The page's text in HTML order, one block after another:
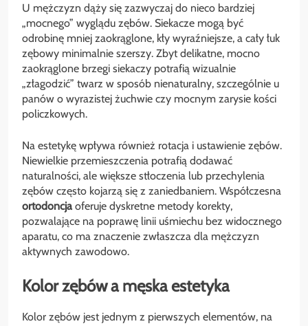
U mężczyzn dąży się zazwyczaj do nieco bardziej
„mocnego” wyglądu zębów. Siekacze mogą być
odrobinę mniej zaokrąglone, kły wyraźniejsze, a cały łuk
zębowy minimalnie szerszy. Zbyt delikatne, mocno
zaokrąglone brzegi siekaczy potrafią wizualnie
„złagodzić” twarz w sposób nienaturalny, szczególnie u
panów o wyrazistej żuchwie czy mocnym zarysie kości
policzkowych.
Na estetykę wpływa również rotacja i ustawienie zębów.
Niewielkie przemieszczenia potrafią dodawać
naturalności, ale większe stłoczenia lub przechylenia
zębów często kojarzą się z zaniedbaniem. Współczesna
ortodoncjaoferuje dyskretne metody korekty,
pozwalające na poprawę linii uśmiechu bez widocznego
aparatu, co ma znaczenie zwłaszcza dla mężczyzn
aktywnych zawodowo.
Kolor zębów a męska estetyka
Kolor zębów jest jednym z pierwszych elementów, na